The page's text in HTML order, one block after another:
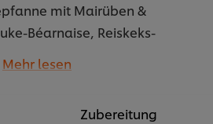
mit Mairüben &
Béarnaise, Reiskeks-
Mehr lesen
Zubereitung